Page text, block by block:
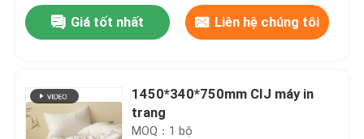
Giá tốt nhất Liên hệ chúng tôi
1450*340*750mm CIJ máy in
trang
MOQ：1 bộ